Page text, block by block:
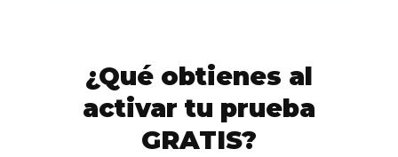
¿Qué obtienes al
activar tu prueba
GRATIS?